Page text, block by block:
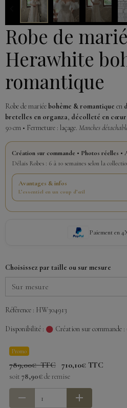
Robe de
Herawhite
romantique
Robe de mariéebohème & romantique en
bretelles en organza, décolleté en cœur
50 cm • Fermeture : laçage. Manches
Création sur commande • Photos réelles •
Délais Robes : 6 à 10 semaines selon la
Avantages & infos
L’essentiel en un coup d’œil
Paiement en
Choisissez par taille ou sur mesure
Référence : HW304913
Disponibilité : Création sur commande :
Promo
789,00€ TTC 710,10€ TTC
soit 78,90€de remise